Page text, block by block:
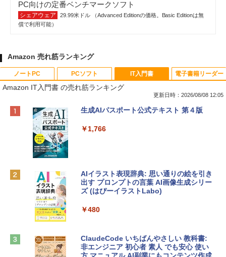
PC向けの定番ベンチマークソフト
シェアウェア
29.99米ドル （Advanced Editionの価格。Basic Editionは無
償で利用可能）
Amazon 売れ筋ランキング
ノートPC
Apple 2026 MacBook Neo A18 Proチッ
e Intelligenceのために設計、Liquid Ret
￥119,800
ンケース Dell NEC Lavie ASUS HP dyna
￥2,952
PCソフト
Robloxギフトカード - 800 Robux 【限
インゲームコード】 ロブロックス | オン
Robloxギフトカード - 1000 Robux 【限
定バーチャルアイテムを含む】 【オンラ
ラインコード版
IT入門書
Amazon IT入門書 の売れ筋ランキング
更新日時：2026/08/08 12:05
生成AIパスポート公式テキスト 第４版
￥1,766
AIイラスト表現辞典: 思い通りの絵を引き
出す プロンプトの言葉 AI画像生成シリー
ズ (はぴーイラストLabo)
￥480
ClaudeCode いちばんやさしい 教科書:
非エンジニア 初心者 素人 でも安心 使い
方 マニュアル AI副業にもコンテンツ作成
電子書籍リーダー